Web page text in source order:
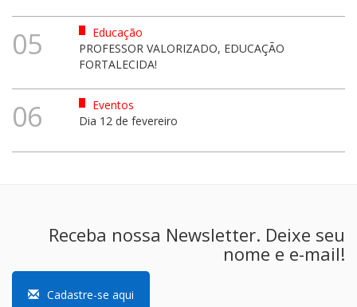
05
Educação
PROFESSOR VALORIZADO, EDUCAÇÃO
FORTALECIDA!
06
Eventos
Dia 12 de fevereiro
Receba nossa Newsletter. Deixe seu
nome e e-mail!
Cadastre-se aqui